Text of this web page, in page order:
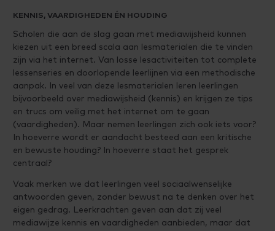
KENNIS, VAARDIGHEDEN ÉN HOUDING
Scholen die aan de slag gaan met mediawijsheid kunnen
kiezen uit een breed scala aan lesmaterialen die te vinden
zijn via het internet. Van losse lesactiviteiten tot complete
lessenseries en doorlopende leerlijnen via een methodische
aanpak. In veel van deze lesmaterialen leren leerlingen
bijvoorbeeld over mediawijsheid (kennis) en krijgen ze tips
en trucs om veilig met het internet om te gaan
(vaardigheden). Maar nemen leerlingen zich ook iets voor?
In hoeverre wordt er aandacht besteed aan een kritische
en bewuste houding? In hoeverre staat het gesprek
centraal?
Vaak merken we dat leerlingen veel sociaalwenselijke
antwoorden geven, zonder bewust na te denken over het
eigen gedrag. Leerkrachten geven aan dat zij veel
mediawijze kennis en vaardigheden aanbieden, maar dat